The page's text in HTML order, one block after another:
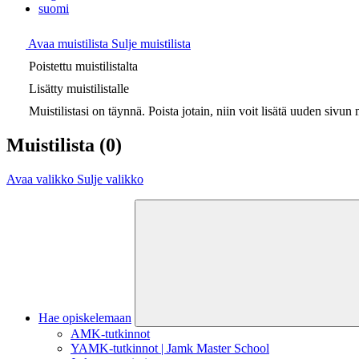
suomi
Avaa muistilista Sulje muistilista
Poistettu muistilistalta
Lisätty muistilistalle
Muistilistasi on täynnä. Poista jotain, niin voit lisätä uuden sivun
Muistilista (0)
Avaa valikko Sulje valikko
Hae opiskelemaan
AMK-tutkinnot
YAMK-tutkinnot | Jamk Master School